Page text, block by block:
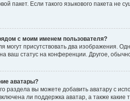
пакет. Если такого языкового пакета
с моим именем пользователя?
могут присутствовать два изображения.
ваш статус на конференции. Другое,
аватары?
раздела вы можете добавить аватару с
ли поддержка аватар, а также